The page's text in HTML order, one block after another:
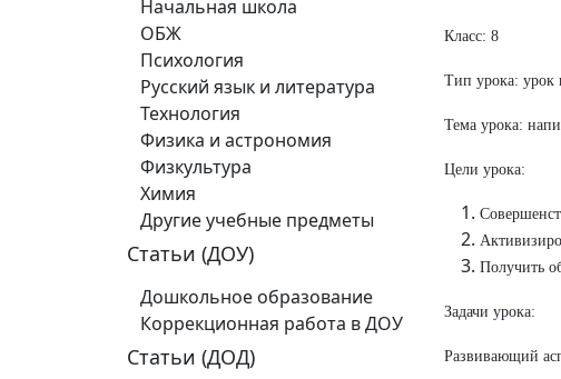
Начальная школа
ОБЖ
Психология
Русский язык и литература
Технология
Физика и астрономия
Физкультура
Химия
Другие учебные предметы
Статьи (ДОУ)
Дошкольное образование
Коррекционная работа в ДОУ
Статьи (ДОД)
Класс: 8
Тип урока: урок
Тема урока:
Цели урока:
Получить
Задачи урока:
Развивающий